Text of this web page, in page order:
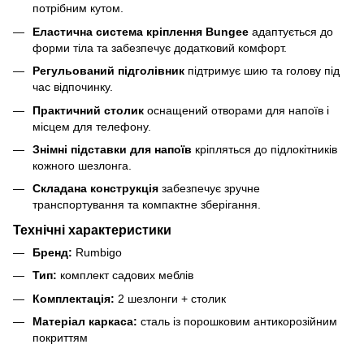
потрібним кутом.
Еластична система кріплення Bungee адаптується до
форми тіла та забезпечує додатковий комфорт.
Регульований підголівник підтримує шию та голову під
час відпочинку.
Практичний столик оснащений отворами для напоїв і
місцем для телефону.
Знімні підставки для напоїв кріпляться до підлокітників
кожного шезлонга.
Складана конструкція забезпечує зручне
транспортування та компактне зберігання.
Технічні характеристики
Бренд: Rumbigo
Тип: комплект садових меблів
Комплектація: 2 шезлонги + столик
Матеріал каркаса: сталь із порошковим антикорозійним
покриттям